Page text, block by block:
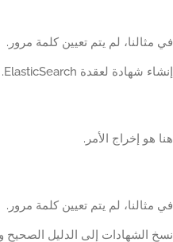
في مثالنا، لم يتم تعيين كلمة مرور.
إنشاء شهادة لعقدة ElasticSearch.
هنا هو إخراج الأمر.
في مثالنا، لم يتم تعيين كلمة مرور.
نسخ الشهادات إلى الدليل الصحيح